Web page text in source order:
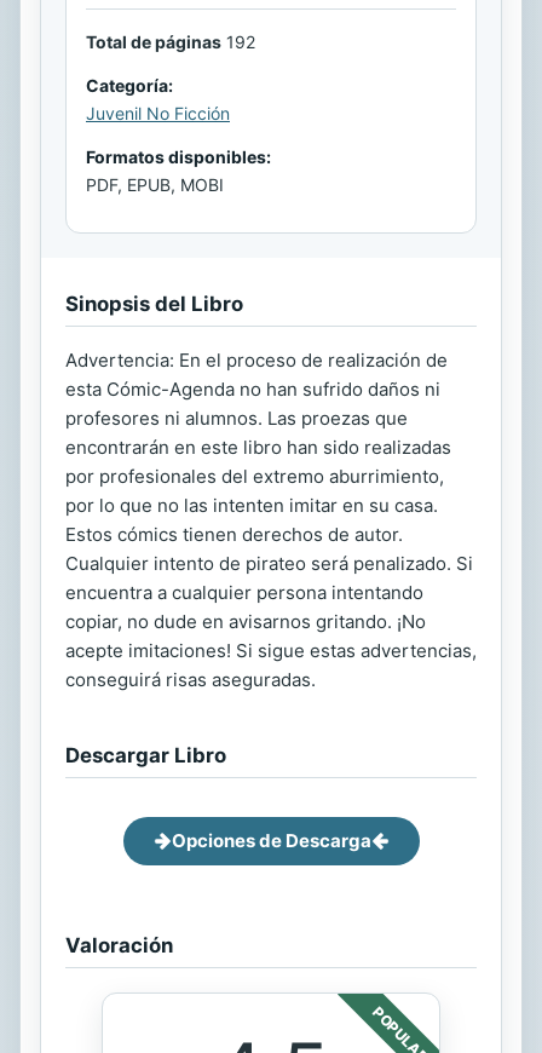
Total de páginas 192
Categoría:
Juvenil No Ficción
Formatos disponibles:
PDF, EPUB, MOBI
Sinopsis del Libro
Advertencia: En el proceso de realización de
esta Cómic-Agenda no han sufrido daños ni
profesores ni alumnos. Las proezas que
encontrarán en este libro han sido realizadas
por profesionales del extremo aburrimiento,
por lo que no las intenten imitar en su casa.
Estos cómics tienen derechos de autor.
Cualquier intento de pirateo será penalizado. Si
encuentra a cualquier persona intentando
copiar, no dude en avisarnos gritando. ¡No
acepte imitaciones! Si sigue estas advertencias,
conseguirá risas aseguradas.
Descargar Libro
Opciones de Descarga
Valoración
POPULAR